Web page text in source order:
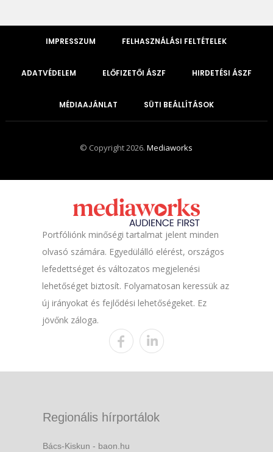
IMPRESSZUM FELHASZNÁLÁSI FELTÉTELEK
ADATVÉDELEM ELŐFIZETŐI ÁSZF HIRDETÉSI ÁSZF
MÉDIAAJÁNLAT SÜTI BEÁLLÍTÁSOK
© Copyright 2026.Mediaworks
Portfóliónk minőségi tartalmat jelent minden
olvasó számára. Egyedülálló elérést, országos
lefedettséget és változatos megjelenési
lehetőséget biztosít. Folyamatosan keressük az
új irányokat és fejlődési lehetőségeket. Ez
jövőnk záloga.
Regionális hírportálok
Bács-Kiskun - baon.hu